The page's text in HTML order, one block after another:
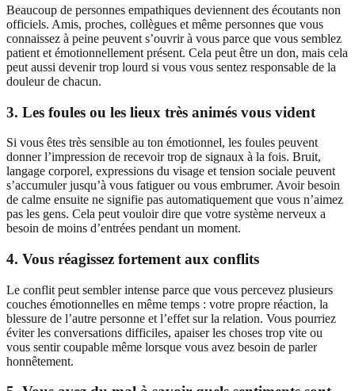
Beaucoup de personnes empathiques deviennent des écoutants non
officiels. Amis, proches, collègues et même personnes que vous
connaissez à peine peuvent s’ouvrir à vous parce que vous semblez
patient et émotionnellement présent. Cela peut être un don, mais cela
peut aussi devenir trop lourd si vous vous sentez responsable de la
douleur de chacun.
3. Les foules ou les lieux très animés vous vident
Si vous êtes très sensible au ton émotionnel, les foules peuvent
donner l’impression de recevoir trop de signaux à la fois. Bruit,
langage corporel, expressions du visage et tension sociale peuvent
s’accumuler jusqu’à vous fatiguer ou vous embrumer. Avoir besoin
de calme ensuite ne signifie pas automatiquement que vous n’aimez
pas les gens. Cela peut vouloir dire que votre système nerveux a
besoin de moins d’entrées pendant un moment.
4. Vous réagissez fortement aux conflits
Le conflit peut sembler intense parce que vous percevez plusieurs
couches émotionnelles en même temps : votre propre réaction, la
blessure de l’autre personne et l’effet sur la relation. Vous pourriez
éviter les conversations difficiles, apaiser les choses trop vite ou
vous sentir coupable même lorsque vous avez besoin de parler
honnêtement.